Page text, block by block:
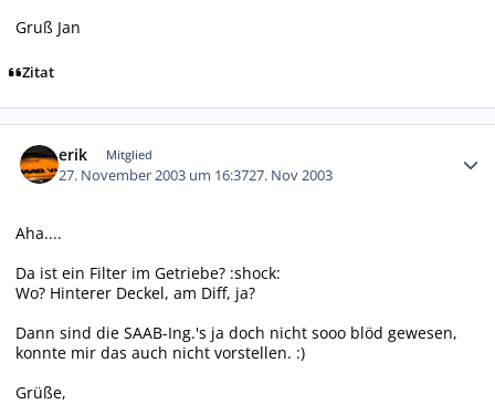
Gruß Jan
Zitat
erik Mitglied
27. November 2003 um 16:3727. Nov 2003
Aha....
Da ist ein Filter im Getriebe? :shock:
Wo? Hinterer Deckel, am Diff, ja?
Dann sind die SAAB-Ing.'s ja doch nicht sooo blöd gewesen,
konnte mir das auch nicht vorstellen. :)
Grüße,